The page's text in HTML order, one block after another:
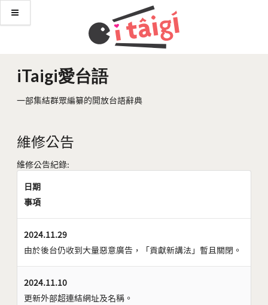
iTaigi愛台語
一部集結群眾編纂的開放台語辭典
維修公告
維修公告紀錄:
日期
事項
2024.11.29
由於後台仍收到大量惡意廣告，「貢獻新講法」暫且關閉。
2024.11.10
更新外部超連結網址及名稱。